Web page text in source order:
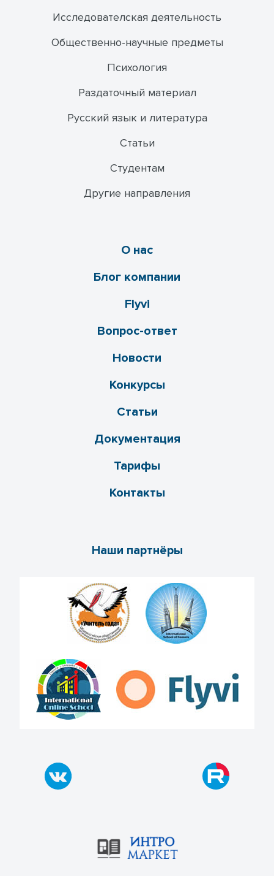
Исследователская деятельность
Общественно-научные предметы
Психология
Раздаточный материал
Русский язык и литература
Статьи
Студентам
Другие направления
О нас
Блог компании
Flyvi
Вопрос-ответ
Новости
Конкурсы
Статьи
Документация
Тарифы
Контакты
Наши партнёры